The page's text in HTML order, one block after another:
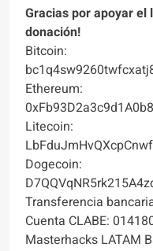
Gracias por apoyar
donación!
Bitcoin:
Ethereum:
Litecoin:
Dogecoin:
Transferencia
Cuenta CLABE:
Masterhacks LATAM